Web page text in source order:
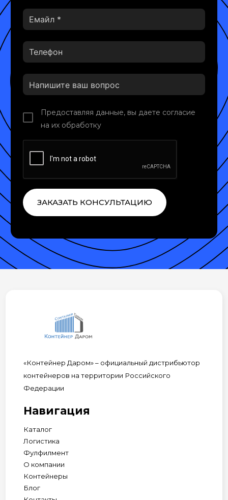
Предоставляя данные, вы даете согласие
на их обработку
ЗАКАЗАТЬ КОНСУЛЬТАЦИЮ
«Контейнер Даром» – официальный дистрибьютор
контейнеров на территории Российского
Федерации
Навигация
Каталог
Логистика
Фулфилмент
О компании
Контейнеры
Блог